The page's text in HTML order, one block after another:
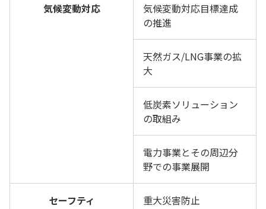
気候変動対応
気候変動対応目標達成
の推進
天然ガス/LNG事業の拡
大
低炭素ソリューション
の取組み
電力事業とその周辺分
野での事業展開
セーフティ 重大災害防止